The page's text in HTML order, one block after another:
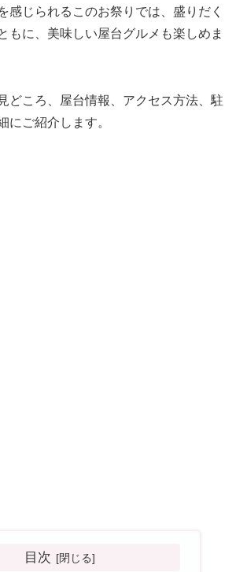
感じられるこのお祭りでは、盛りだく
もに、美味しい屋台グルメも楽しめま
どころ、屋台情報、アクセス方法、駐
にご紹介します。
目次